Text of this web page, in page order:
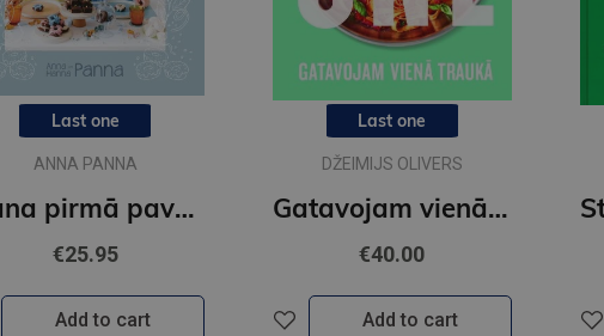
Last one
ANNA PANNA
Mana pirmā pavārgrāmata
€25.95
Add to cart
Last one
DŽEIMIJS OLIVERS
Gatavojam vienā traukā
€40.00
Add to cart